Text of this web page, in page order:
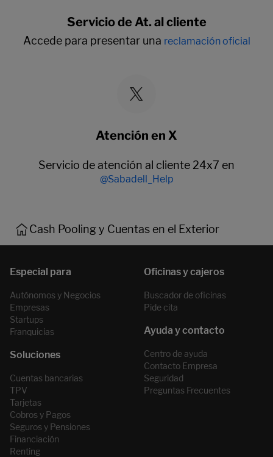
Servicio de At. al cliente
Accede para presentar una reclamación oficial
Atención en X
Servicio de atención al cliente 24x7 en
@Sabadell_Help
Cash Pooling y Cuentas en el Exterior
Autónomos y Negocios
Empresas
Startups
Franquicias
Cuentas bancarias
TPV
Tarjetas
Cobros y Pagos
Seguros y Pensiones
Financiación
Renting
Buscador de oficinas
Pide cita
Centro de ayuda
Contacto Empresa
Seguridad
Preguntas Frecuentes